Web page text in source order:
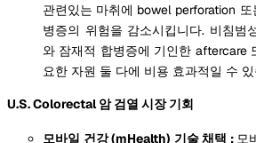
관련있는 마취에 bowel perforation
병증의 위험을 감소시킵니다. 비침범
와 잠재적 합병증에 기인한 aftercare
요한 자원 둘 다에 비용 효과적일 수
U.S. Colorectal 암 검열 시장 기회
모바일 건강 (mHealth) 기술 채택 : 모